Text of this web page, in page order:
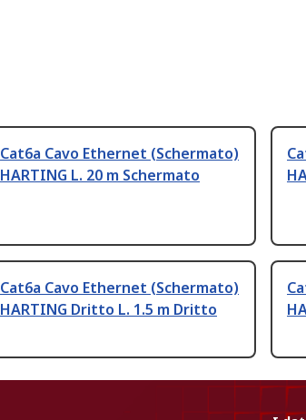
Cat6a Cavo Ethernet (Schermato)
HARTING L. 20 m Schermato
Cat6a Cavo Ethernet (Schermato)
HARTING Dritto L. 1.5 m Dritto